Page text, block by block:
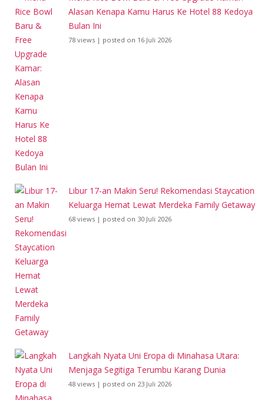
Alasan Kenapa Kamu Harus Ke Hotel 88 Kedoya
Bulan Ini
78 views | posted on 16 Juli 2026
Libur 17-an Makin Seru! Rekomendasi Staycation
Keluarga Hemat Lewat Merdeka Family Getaway
68 views | posted on 30 Juli 2026
Langkah Nyata Uni Eropa di Minahasa Utara:
Menjaga Segitiga Terumbu Karang Dunia
48 views | posted on 23 Juli 2026